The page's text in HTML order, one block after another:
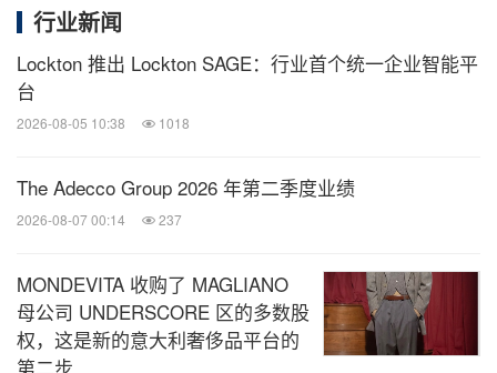
行业新闻
Lockton 推出 Lockton SAGE：行业首个统一企业智能平
台
2026-08-05 10:38 1018
The Adecco Group 2026 年第二季度业绩
2026-08-07 00:14 237
MONDEVITA 收购了 MAGLIANO
母公司 UNDERSCORE 区的多数股
权，这是新的意大利奢侈品平台的
第二步